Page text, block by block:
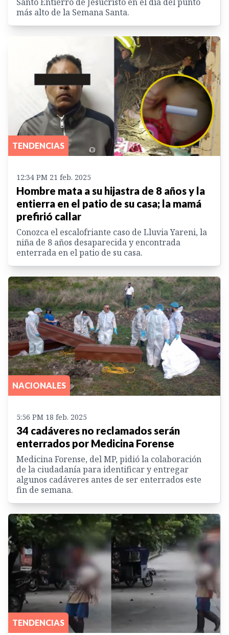
más alto de la Semana Santa.
TENDENCIAS
12:34 PM 21 feb. 2025
Hombre mata a su hijastra de 8 años y la
entierra en el patio de su casa; la mamá
prefirió callar
Conozca el escalofriante caso de Lluvia Yareni, la
niña de 8 años desaparecida y encontrada
enterrada en el patio de su casa.
NACIONALES
5:56 PM 18 feb. 2025
34 cadáveres no reclamados serán
enterrados por Medicina Forense
Medicina Forense, del MP, pidió la colaboración
de la ciudadanía para identificar y entregar
algunos cadáveres antes de ser enterrados este
fin de semana.
TENDENCIAS